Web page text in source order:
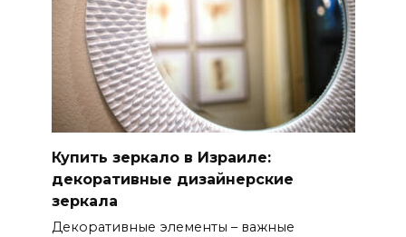
Купить зеркало в Израиле:
декоративные дизайнерские
зеркала
Декоративные элементы – важные